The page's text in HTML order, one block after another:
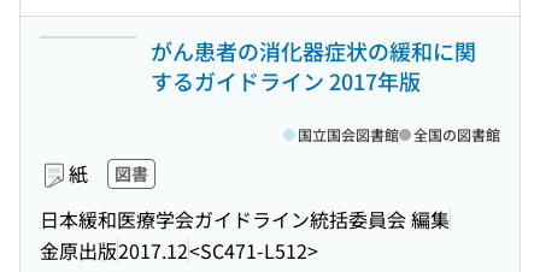
がん患者の消化器症状の緩和に関
するガイドライン 2017年版
紙 図書
日本緩和医療学会ガイドライン統括委員会 編集
金原出版2017.12<SC471-L512>
国立国会図書館 全国の図書館